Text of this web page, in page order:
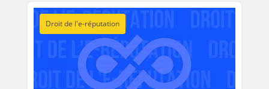
Droit de l'e-réputation